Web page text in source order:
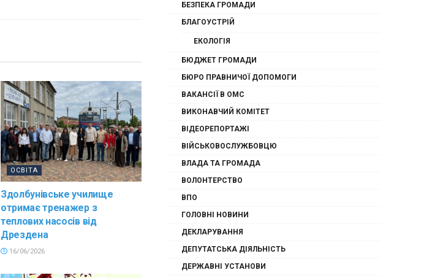
ОСВІТА
Здолбунівське училище
отримає тренажер з
теплових насосів від
Дрездена
16/06/2026
БЕЗПЕКА ГРОМАДИ
БЛАГОУСТРІЙ
ЕКОЛОГІЯ
БЮДЖЕТ ГРОМАДИ
БЮРО ПРАВНИЧОЇ ДОПОМОГИ
ВАКАНСІЇ В ОМС
ВИКОНАВЧИЙ КОМІТЕТ
ВІДЕОРЕПОРТАЖІ
ВІЙСЬКОВОСЛУЖБОВЦЮ
ВЛАДА ТА ГРОМАДА
ВОЛОНТЕРСТВО
ВПО
ГОЛОВНІ НОВИНИ
ДЕКЛАРУВАННЯ
ДЕПУТАТСЬКА ДІЯЛЬНІСТЬ
ДЕРЖАВНІ УСТАНОВИ